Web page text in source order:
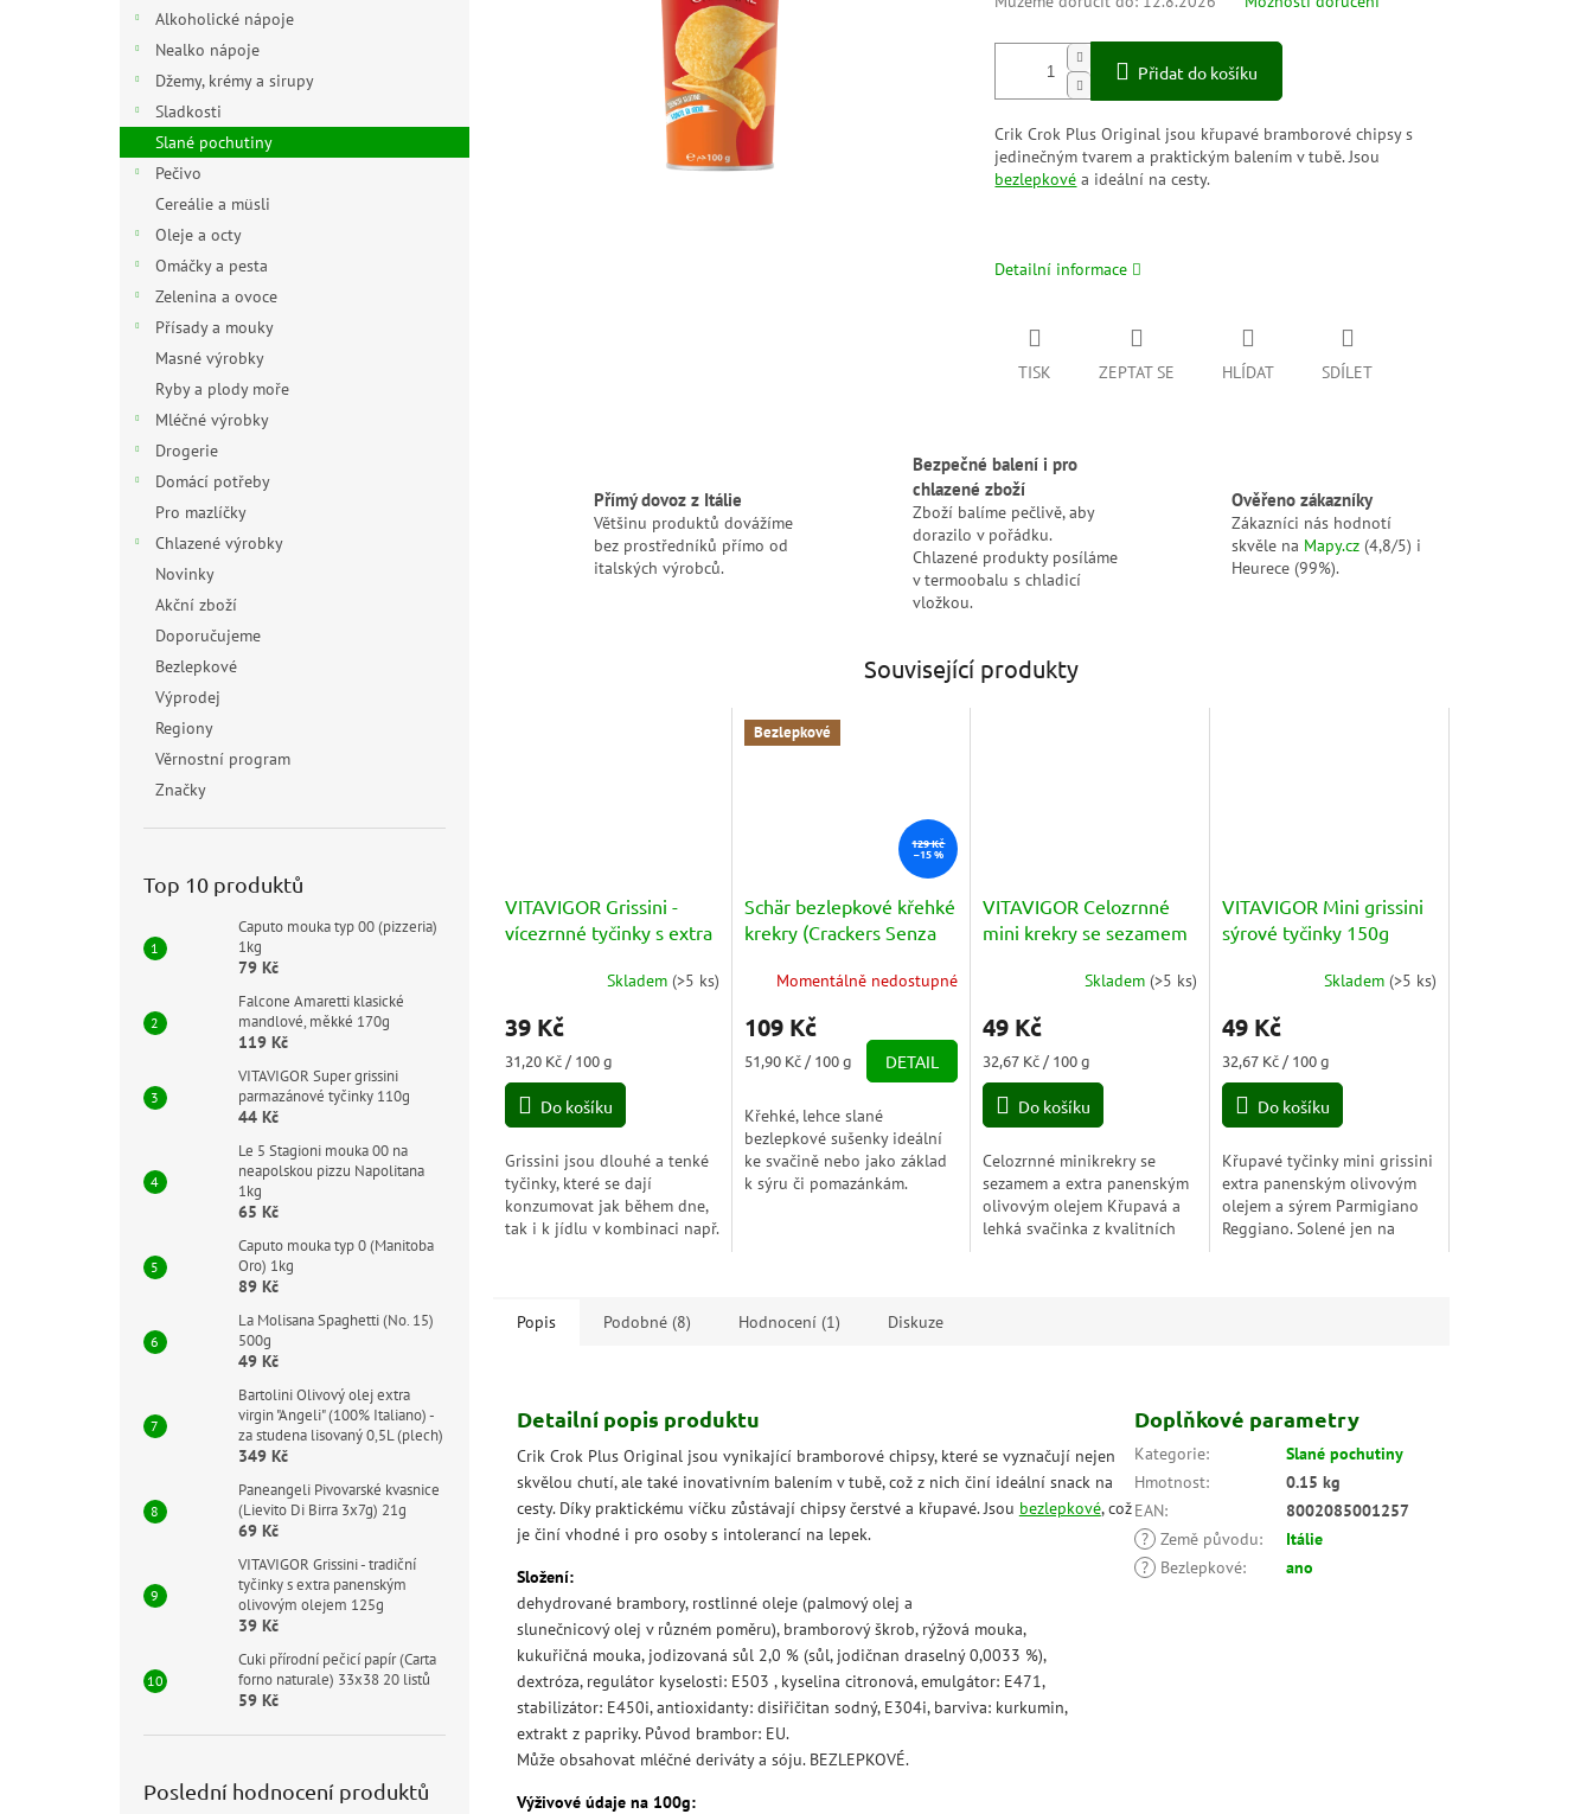
Alkoholické nápoje
Nealko nápoje
Džemy, krémy a sirupy
Sladkosti
Slané pochutiny
Pečivo
Cereálie a müsli
Oleje a octy
Omáčky a pesta
Zelenina a ovoce
Přísady a mouky
Masné výrobky
Ryby a plody moře
Mléčné výrobky
Drogerie
Domácí potřeby
Pro mazlíčky
Chlazené výrobky
Novinky
Akční zboží
Doporučujeme
Bezlepkové
Výprodej
Regiony
Věrnostní program
Značky
Top 10 produktů
Caputo mouka typ 00 (pizzeria)
1kg
79 Kč
Falcone Amaretti klasické
mandlové, měkké 170g
119 Kč
VITAVIGOR Super grissini
parmazánové tyčinky 110g
44 Kč
Le 5 Stagioni mouka 00 na
neapolskou pizzu Napolitana
1kg
65 Kč
Caputo mouka typ 0 (Manitoba
Oro) 1kg
89 Kč
La Molisana Spaghetti (No. 15)
500g
49 Kč
Bartolini Olivový olej extra
virgin "Angeli" (100% Italiano) -
za studena lisovaný 0,5L (plech)
349 Kč
Paneangeli Pivovarské kvasnice
(Lievito Di Birra 3x7g) 21g
69 Kč
VITAVIGOR Grissini - tradiční
tyčinky s extra panenským
olivovým olejem 125g
39 Kč
Cuki přírodní pečicí papír (Carta
forno naturale) 33x38 20 listů
59 Kč
Poslední hodnocení produktů
Přidat do košíku
Crik Crok Plus Original jsou křupavé bramborové chipsy s
jedinečným tvarem a praktickým balením v tubě. Jsou
bezlepkové a ideální na cesty.
Detailní informace
TISK ZEPTAT SE HLÍDAT SDÍLET
Přímý dovoz z Itálie
Většinu produktů dovážíme
bez prostředníků přímo od
italských výrobců.
Bezpečné balení i pro
chlazené zboží
Zboží balíme pečlivě, aby
dorazilo v pořádku.
Chlazené produkty posíláme
v termoobalu s chladicí
vložkou.
Ověřeno zákazníky
Zákazníci nás hodnotí
skvěle na Mapy.cz (4,8/5) i
Heurece (99%).
Související produkty
VITAVIGOR Grissini -
vícezrnné tyčinky s extra
olejem 125g
produktu
5,0
5
Skladem (>5 ks)
39 Kč
Měrná
cena:
31,20 Kč / 100 g
Do košíku
Grissini jsou dlouhé a tenké
tyčinky, které se dají
konzumovat jak během dne,
tak i k jídlu v kombinaci např.
Bezlepkové
129 Kč
–15 %
Schär bezlepkové křehké
krekry (Crackers Senza
Momentálně nedostupné
109 Kč
Měrná
51,90 Kč / 100 g DETAIL
Křehké, lehce slané
bezlepkové sušenky ideální
ke svačině nebo jako základ
k sýru či pomazánkám.
VITAVIGOR Celozrnné
mini krekry se sezamem
produktu
5,0
5
Skladem(>5 ks)
49 Kč
Měrná
cena:
32,67 Kč / 100 g
Do košíku
Celozrnné minikrekry se
sezamem a extra panenským
olivovým olejem Křupavá a
lehká svačinka z kva­litních
VITAVIGOR Mini grissini
sýrové tyčinky 150g
produktu
4,7
5
Skladem(>5 ks)
49 Kč
Měrná
cena:
32,67 Kč / 100 g
Do košíku
Křupavé tyčinky mini grissini
extra panenským olivovým
olejem a sýrem Parmigiano
Reggiano. Solené jen na
Popis Podobné (8) Hodnocení (1) Diskuze
Detailní popis produktu
Crik Crok Plus Original jsou vynikající bramborové chipsy, které se vyznačují nejen
skvělou chutí, ale také inovativním balením v tubě, což z nich činí ideální snack na
cesty. Díky praktickému víčku zůstávají chipsy čerstvé a křupavé. Jsou bezlepkové, což
je činí vhodné i pro osoby s intolerancí na lepek.
Složení:
dehydrované brambory, rostlinné oleje (palmový olej a
slunečnicový olej v různém poměru), bramborový škrob, rýžová mouka,
kukuřičná mouka, jodizovaná sůl 2,0 % (sůl, jodičnan draselný 0,0033 %),
dextróza, regulátor kyselosti: E503 , kyselina citronová, emulgátor: E471,
stabilizátor: E450i, antioxidanty: disiřičitan sodný, E304i, barviva: kurkumin,
extrakt z papriky. Původ brambor: EU.
Může obsahovat mléčné deriváty a sóju. BEZLEPKOVÉ.
Výživové údaje na 100g:
Doplňkové parametry
Kategorie:
Slané pochutiny
Hmotnost:
0.15 kg
EAN:
8002085001257
? Země původu:
Itálie
?
Bezlepkové: ano